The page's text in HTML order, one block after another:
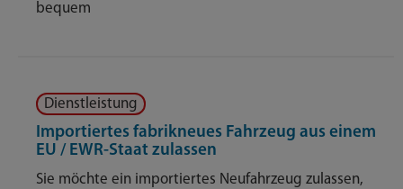
bequem
Dienstleistung
Importiertes fabrikneues Fahrzeug aus einem
EU / EWR-Staat zulassen
Sie möchte ein importiertes Neufahrzeug zulassen,